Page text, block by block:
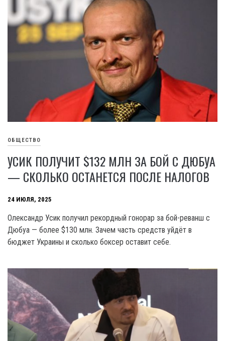
ОБЩЕСТВО
УСИК ПОЛУЧИТ $132 МЛН ЗА БОЙ С ДЮБУА
— СКОЛЬКО ОСТАНЕТСЯ ПОСЛЕ НАЛОГОВ
24 ИЮЛЯ, 2025
Олександр Усик получил рекордный гонорар за бой-реванш с
Дюбуа — более $130 млн. Зачем часть средств уйдёт в
бюджет Украины и сколько боксер оставит себе.